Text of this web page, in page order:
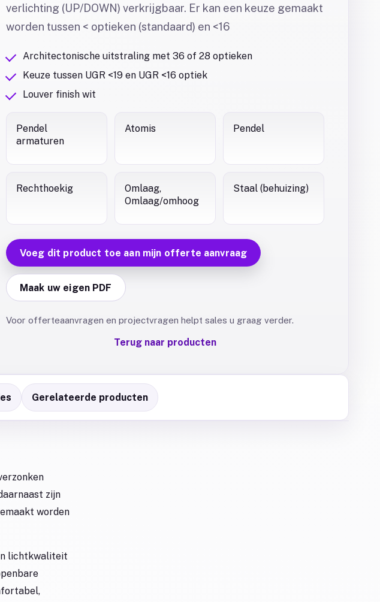
verlichting (UP/DOWN) verkrijgbaar. Er kan een keuze gemaakt
worden tussen < optieken (standaard) en <16
Architectonische uitstraling met 36 of 28 optieken
Keuze tussen UGR <19 en UGR <16 optiek
Louver finish wit
Pendel
armaturen
Atomis Pendel
Rechthoekig
Omlaag,
Omlaag/omhoog
Staal (behuizing)
Voeg dit product toe aan mijn offerte aanvraag
Maak uw eigen PDF
Voor offerteaanvragen en projectvragen helpt sales u graag verder.
Terug naar producten
Gerelateerde producten
zijn
worden
lichtkwaliteit